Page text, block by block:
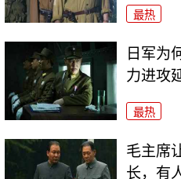
最热
日军为
力进攻
最热
毛主席
长，有